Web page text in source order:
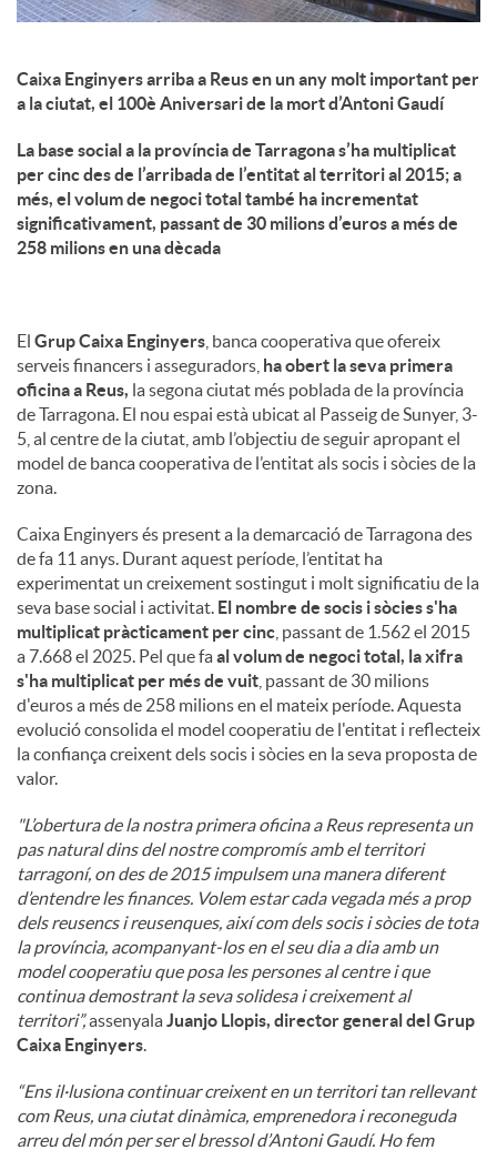
Caixa Enginyers arriba a Reus en un any molt important per
a la ciutat, el 100è Aniversari de la mort d’Antoni Gaudí
La base social a la província de Tarragona s’ha multiplicat
per cinc des de l’arribada de l’entitat al territori al 2015; a
més, el volum de negoci total també ha incrementat
significativament, passant de 30 milions d’euros a més de
258 milions en una dècada
El Grup Caixa Enginyers , banca cooperativa que ofereix
serveis financers i asseguradors, ha obert la seva primera
oficina a Reus, la segona ciutat més poblada de la província
de Tarragona. El nou espai està ubicat al Passeig de Sunyer, 3-
5, al centre de la ciutat, amb l’objectiu de seguir apropant el
model de banca cooperativa de l’entitat als socis i sòcies de la
zona.
Caixa Enginyers és present a la demarcació de Tarragona des
de fa 11 anys. Durant aquest període, l’entitat ha
experimentat un creixement sostingut i molt significatiu de la
seva base social i activitat. El nombre de socis i sòcies s'ha
multiplicat pràcticament per cinc , passant de 1.562 el 2015
a 7.668 el 2025. Pel que faal volum de negoci total, la xifra
s'ha multiplicat per més de vuit , passant de 30 milions
d'euros a més de 258 milions en el mateix període. Aquesta
evolució consolida el model cooperatiu de l'entitat i reflecteix
la confiança creixent dels socis i sòcies en la seva proposta de
valor.
"L’obertura de la nostra primera oficina a Reus representa un
pas natural dins del nostre compromís amb el territori
tarragoní, on des de 2015 impulsem una manera diferent
d’entendre les finances. Volem estar cada vegada més a prop
dels reusencs i reusenques, així com dels socis i sòcies de tota
la província, acompanyant-los en el seu dia a dia amb un
model cooperatiu que posa les persones al centre i que
continua demostrant la seva solidesa i creixement al
territori”,assenyalaJuanjo Llopis, director general del Grup
Caixa Enginyers.
“Ens il·lusiona continuar creixent en un territori tan rellevant
com Reus, una ciutat dinàmica, emprenedora i reconeguda
arreu del món per ser el bressol d’Antoni Gaudí. Ho fem